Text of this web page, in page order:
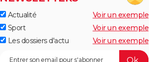
Actualité
Voir un exemple
Sport
Voir un exemple
Les dossiers d'actu
Voir un exemple